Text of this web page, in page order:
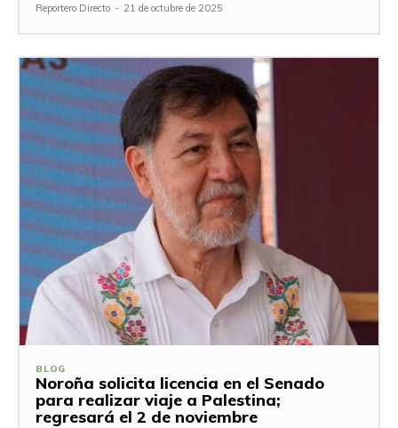
Reportero Directo - 21 de octubre de 2025
BLOG
Noroña solicita licencia en el Senado
para realizar viaje a Palestina;
regresará el 2 de noviembre